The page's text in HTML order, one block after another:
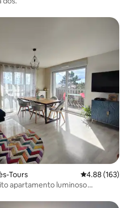
Tours Calificación
4.88 (163)
apartamento luminoso